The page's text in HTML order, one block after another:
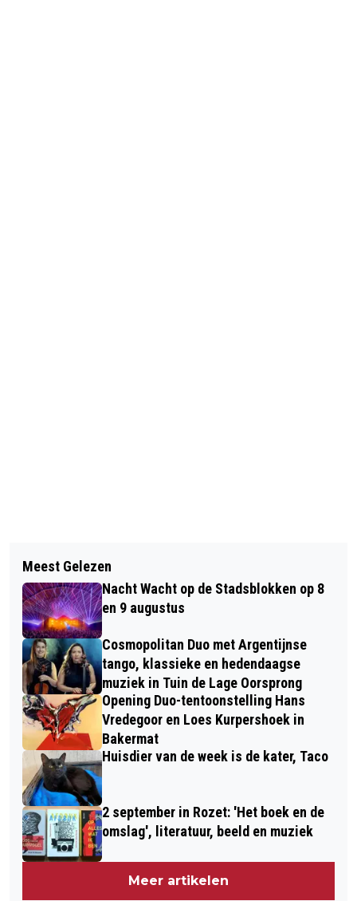
ARNHEM INVESTEERT IN EXTRA
MAATREGELEN LEEFBARE EN VEILIGE
WIJKEN
HELE ZOMER OPENLUCHTFILMS OP
HET DAK VAN FOCUS
Meest Gelezen
Nacht Wacht op de Stadsblokken op 8
en 9 augustus
Cosmopolitan Duo met Argentijnse
tango, klassieke en hedendaagse
muziek in Tuin de Lage Oorsprong
Opening Duo-tentoonstelling Hans
Vredegoor en Loes Kurpershoek in
Bakermat
Huisdier van de week is de kater, Taco
2 september in Rozet: 'Het boek en de
omslag', literatuur, beeld en muziek
Meer artikelen